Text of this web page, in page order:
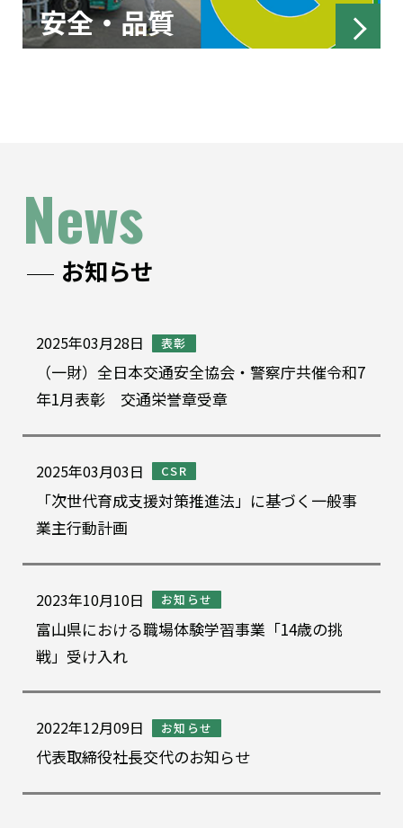
安全・品質
News
お知らせ
2025年03月28日 表彰
（一財）全日本交通安全協会・警察庁共催令和7
年1月表彰 交通栄誉章受章
2025年03月03日 CSR
「次世代育成支援対策推進法」に基づく一般事
業主行動計画
2023年10月10日 お知らせ
富山県における職場体験学習事業「14歳の挑
戦」受け入れ
2022年12月09日 お知らせ
代表取締役社長交代のお知らせ